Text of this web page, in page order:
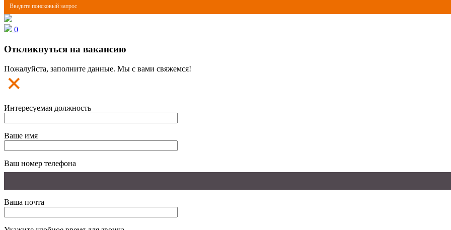
0
Откликнуться на вакансию
Пожалуйста, заполните данные. Мы с вами свяжемся!
Интересуемая должность
Ваше имя
Ваш номер телефона
Ваша почта